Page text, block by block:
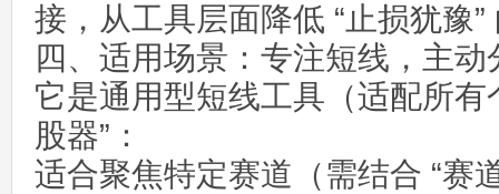
接，从工具层面降低 “止损犹豫”
四、适用场景：专注短线，主动
它是通用型短线工具（适配所有
股器”：
适合聚焦特定赛道（需结合 “赛